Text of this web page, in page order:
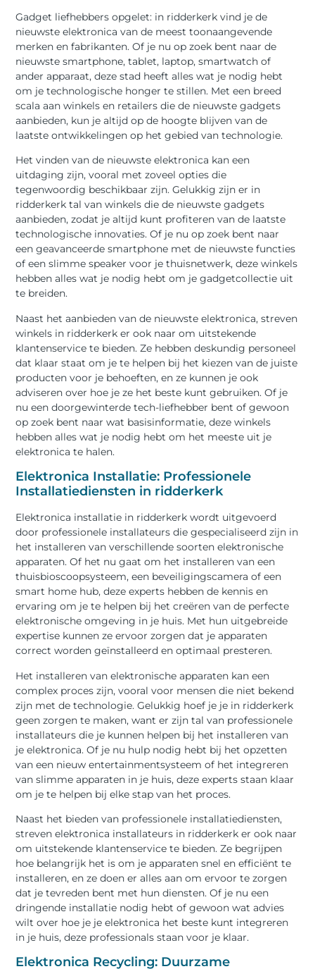
Gadget liefhebbers opgelet: in ridderkerk vind je de
nieuwste elektronica van de meest toonaangevende
merken en fabrikanten. Of je nu op zoek bent naar de
nieuwste smartphone, tablet, laptop, smartwatch of
ander apparaat, deze stad heeft alles wat je nodig hebt
om je technologische honger te stillen. Met een breed
scala aan winkels en retailers die de nieuwste gadgets
aanbieden, kun je altijd op de hoogte blijven van de
laatste ontwikkelingen op het gebied van technologie.
Het vinden van de nieuwste elektronica kan een
uitdaging zijn, vooral met zoveel opties die
tegenwoordig beschikbaar zijn. Gelukkig zijn er in
ridderkerk tal van winkels die de nieuwste gadgets
aanbieden, zodat je altijd kunt profiteren van de laatste
technologische innovaties. Of je nu op zoek bent naar
een geavanceerde smartphone met de nieuwste functies
of een slimme speaker voor je thuisnetwerk, deze winkels
hebben alles wat je nodig hebt om je gadgetcollectie uit
te breiden.
Naast het aanbieden van de nieuwste elektronica, streven
winkels in ridderkerk er ook naar om uitstekende
klantenservice te bieden. Ze hebben deskundig personeel
dat klaar staat om je te helpen bij het kiezen van de juiste
producten voor je behoeften, en ze kunnen je ook
adviseren over hoe je ze het beste kunt gebruiken. Of je
nu een doorgewinterde tech-liefhebber bent of gewoon
op zoek bent naar wat basisinformatie, deze winkels
hebben alles wat je nodig hebt om het meeste uit je
elektronica te halen.
Elektronica Installatie: Professionele
Installatiediensten in ridderkerk
Elektronica installatie in ridderkerk wordt uitgevoerd
door professionele installateurs die gespecialiseerd zijn in
het installeren van verschillende soorten elektronische
apparaten. Of het nu gaat om het installeren van een
thuisbioscoopsysteem, een beveiligingscamera of een
smart home hub, deze experts hebben de kennis en
ervaring om je te helpen bij het creëren van de perfecte
elektronische omgeving in je huis. Met hun uitgebreide
expertise kunnen ze ervoor zorgen dat je apparaten
correct worden geïnstalleerd en optimaal presteren.
Het installeren van elektronische apparaten kan een
complex proces zijn, vooral voor mensen die niet bekend
zijn met de technologie. Gelukkig hoef je je in ridderkerk
geen zorgen te maken, want er zijn tal van professionele
installateurs die je kunnen helpen bij het installeren van
je elektronica. Of je nu hulp nodig hebt bij het opzetten
van een nieuw entertainmentsysteem of het integreren
van slimme apparaten in je huis, deze experts staan klaar
om je te helpen bij elke stap van het proces.
Naast het bieden van professionele installatiediensten,
streven elektronica installateurs in ridderkerk er ook naar
om uitstekende klantenservice te bieden. Ze begrijpen
hoe belangrijk het is om je apparaten snel en efficiënt te
installeren, en ze doen er alles aan om ervoor te zorgen
dat je tevreden bent met hun diensten. Of je nu een
dringende installatie nodig hebt of gewoon wat advies
wilt over hoe je je elektronica het beste kunt integreren
in je huis, deze professionals staan voor je klaar.
Elektronica Recycling: Duurzame